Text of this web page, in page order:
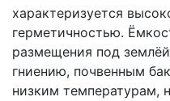
характеризуется
герметичностью.
размещения под
гниению, почвенным
низким температурам,